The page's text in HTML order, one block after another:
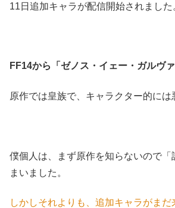
11日追加キャラが配信開始されました
FF14から「ゼノス・イェー・ガルヴァ
原作では皇族で、キャラクター的には
僕個人は、まず原作を知らないので「
まいました。
しかしそれよりも、追加キャラがまだ